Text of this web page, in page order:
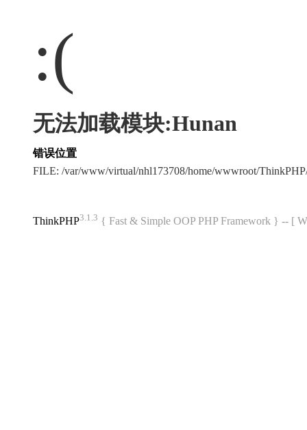
:(
无法加载模块:Hunan
错误位置
FILE: /var/www/virtual/nhl173708/home/wwwroot/
ThinkPHP3.1.3 { Fast & Simple OOP PHP Framework } -- [